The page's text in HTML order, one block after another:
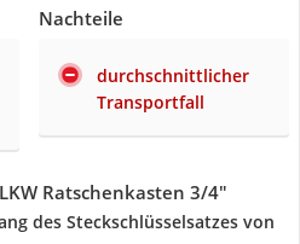
Nachteile
durchschnittlicher
Transportfall
Ratschenkasten 3/4"
des Steckschlüsselsatzes von